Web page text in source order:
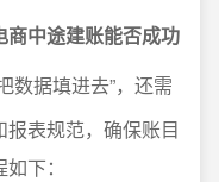
中途建账能否成功
数据填进去”，还需
表规范，确保账目
下：